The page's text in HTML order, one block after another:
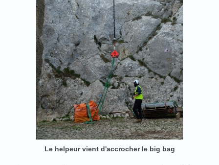
Le helpeur vient d'accrocher le big bag